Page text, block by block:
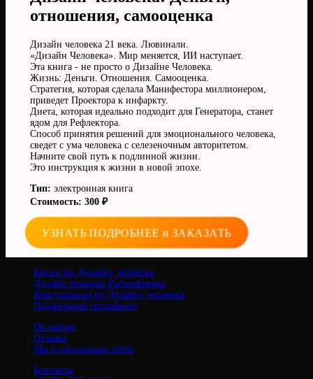
отношения, самооценка
Дизайн человека 21 века. Лювинали.
«Дизайн Человека». Мир меняется, ИИ наступает.
Эта книга - не просто о Дизайне Человека.
Жизнь: Деньги. Отношения. Самооценка.
Стратегия, которая сделала Манифестора миллионером,
приведет Проектора к инфаркту.
Диета, которая идеально подходит для Генератора, станет
ядом для Рефлектора.
Способ принятия решений для эмоционального человека,
сведет с ума человека с селезеночным авторитетом.
Начните свой путь к подлинной жизни.
Это инструкция к жизни в новой эпохе.
Тип: электронная книга
Стоимость: 300 ₽
УЗНАТЬ ПОДРОБНЕЕ и ЗАКАЗАТЬ
Книги по Дизайну человека
Дизайн человека Расшифровка
Консультации по Дизайну человека
Подарочный сертификат
Об авторе
Отзывы
Мы в социальных сетях
Контакты